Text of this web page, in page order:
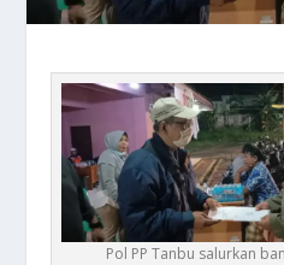
Pol PP Tanbu salurkan